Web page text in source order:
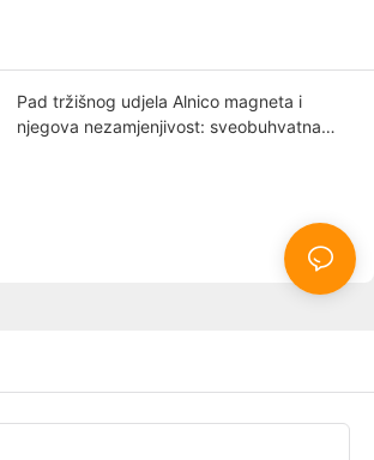
Pad tržišnog udjela Alnico magneta i
njegova nezamjenjivost: sveobuhvatna